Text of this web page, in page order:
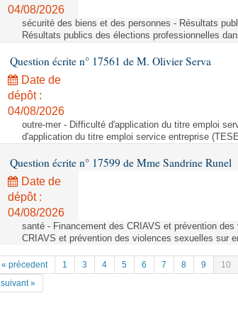
04/08/2026
sécurité des biens et des personnes - Résultats
Résultats publics des élections professionnelles
Question écrite n° 17561 de M. Olivier Serva
Date de
dépôt :
04/08/2026
outre-mer - Difficulté d'application du titre emploi
d'application du titre emploi service entreprise
Question écrite n° 17599 de Mme Sandrine Runel
Date de
dépôt :
04/08/2026
santé - Financement des CRIAVS et prévention
CRIAVS et prévention des violences sexuelles sur
« précedent 1 3 4 5 6 7 8 9 10
suivant »